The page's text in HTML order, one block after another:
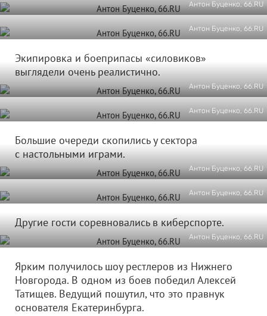
Антон Буценко, 66.RU
Антон Буценко, 66.RU
Экипировка и боеприпасы «силовиков»
выглядели очень реалистично.
Антон Буценко, 66.RU
Антон Буценко, 66.RU
Большие очереди скопились у сектора
с настольными играми.
Антон Буценко, 66.RU
Антон Буценко, 66.RU
Другие гости соревновались в киберспорте.
Антон Буценко, 66.RU
Ярким получилось шоу рестлеров из Нижнего
Новгорода. В одном из боев победил Алексей
Татищев. Ведущий пошутил, что это правнук
основателя Екатеринбурга.